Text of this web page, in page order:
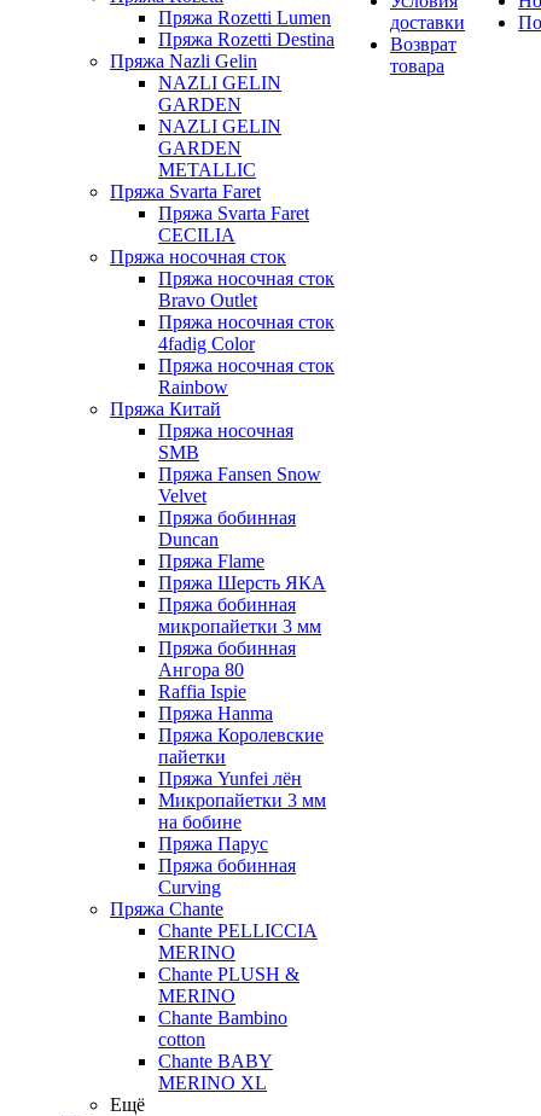
Пряжа Rozetti Lumen
Пряжа Rozetti Destina
Пряжа Nazli Gelin
NAZLI GELIN
GARDEN
NAZLI GELIN
GARDEN
METALLIC
Пряжа Svarta Faret
Пряжа Svarta Faret
CECILIA
Пряжа носочная сток
Пряжа носочная сток
Bravo Outlet
Пряжа носочная сток
4fadig Color
Пряжа носочная сток
Rainbow
Пряжа Китай
Пряжа носочная
SMB
Пряжа Fansen Snow
Velvet
Пряжа бобинная
Duncan
Пряжа Flame
Пряжа Шерсть ЯКА
Пряжа бобинная
микропайетки 3 мм
Пряжа бобинная
Ангора 80
Raffia Ispie
Пряжа Hanma
Пряжа Королевские
пайетки
Пряжа Yunfei лён
Микропайетки 3 мм
на бобине
Пряжа Парус
Пряжа бобинная
Curving
Пряжа Chante
Chante PELLICCIA
MERINO
Chante PLUSH &
MERINO
Chante Bambino
cotton
Chante BABY
MERINO XL
Ещё
доставки
Возврат
товара